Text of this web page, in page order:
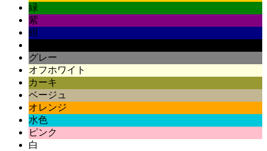
緑
紫
紺
グレー
オフホワイト
カーキ
ベージュ
オレンジ
水色
ピンク
白